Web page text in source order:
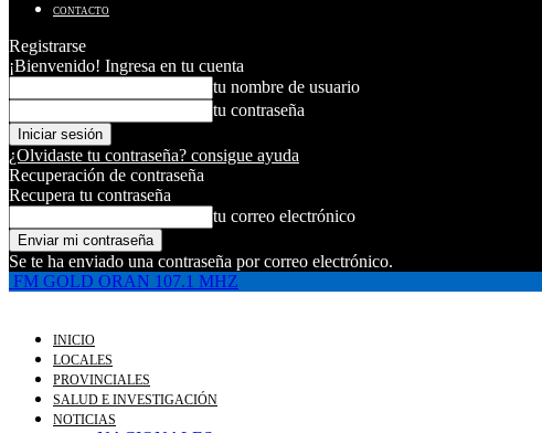
CONTACTO
Registrarse
¡Bienvenido! Ingresa en tu cuenta
tu nombre de usuario
tu contraseña
¿Olvidaste tu contraseña? consigue ayuda
Recuperación de contraseña
Recupera tu contraseña
tu correo electrónico
Se te ha enviado una contraseña por correo electrónico.
FM GOLD ORAN 107.1 MHZ
INICIO
LOCALES
PROVINCIALES
SALUD E INVESTIGACIÓN
NOTICIAS